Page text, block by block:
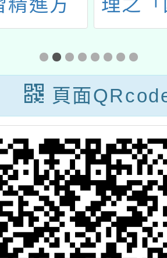
精進方
增能研
月場)
理之
生涯
程培
頁面